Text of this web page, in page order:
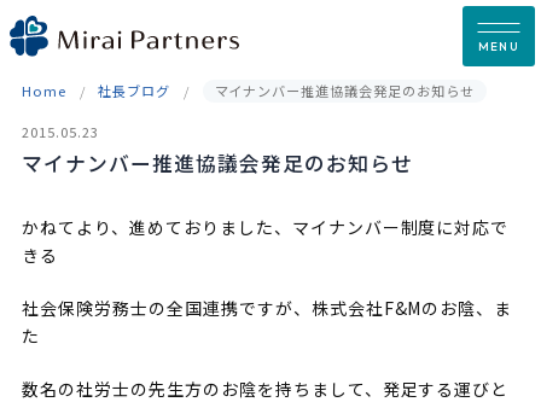
Skip
to
MENU
Home 社長ブログ マイナンバー推進協議会発足のお知らせ
2015.05.23
マイナンバー推進協議会発足のお知らせ
かねてより、進めておりました、マイナンバー制度に対応で
きる
社会保険労務士の全国連携ですが、株式会社F&Mのお陰、ま
た
数名の社労士の先生方のお陰を持ちまして、発足する運びと